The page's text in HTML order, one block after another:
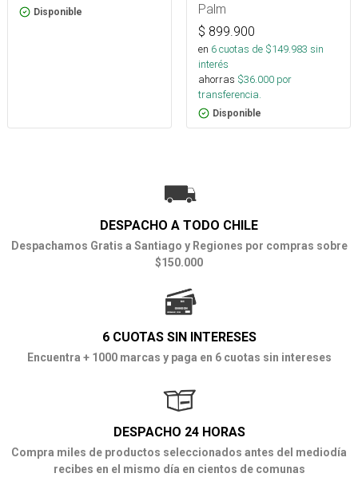
Disponible Palm
$ 899.900
en 6cuotas de $149.983 sin
interés
ahorras $36.000 por
transferencia.
Disponible
DESPACHO A TODO CHILE
Despachamos Gratis a Santiago y Regiones por compras sobre
$150.000
6 CUOTAS SIN INTERESES
Encuentra + 1000 marcas y paga en 6 cuotas sin intereses
DESPACHO 24 HORAS
Compra miles de productos seleccionados antes del mediodía
recibes en el mismo día en cientos de comunas